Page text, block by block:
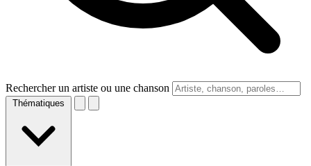
Rechercher un artiste ou une chanson
Thématiques